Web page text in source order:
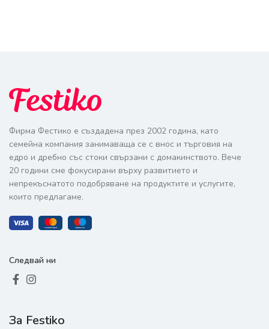
Фирма Фестико е създадена през 2002 година, като
семейна компания занимаваща се с внос и търговия на
едро и дребно със стоки свързани с домакинството. Вече
20 години сме фокусирани върху развитието и
непрекъснатото подобряване на продуктите и услугите,
които предлагаме.
Следвай ни
За Festiko